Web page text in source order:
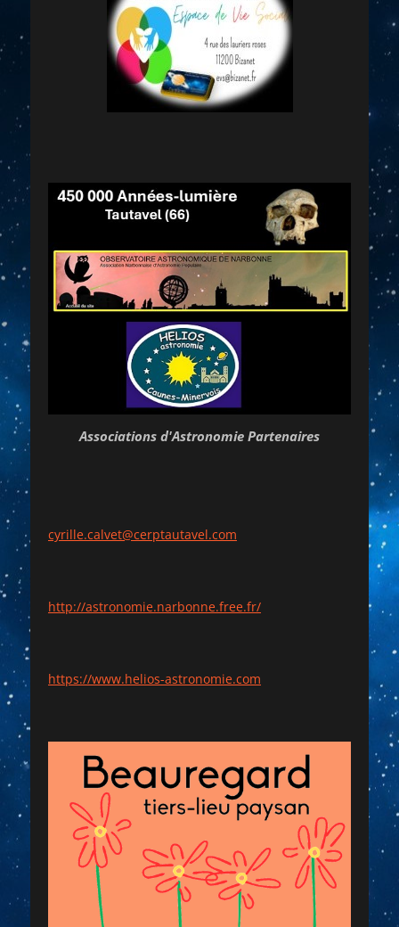
Associations d'Astronomie Partenaires
cyrille.calvet@cerptautavel.com
http://astronomie.narbonne.free.fr/
https://www.helios-astronomie.com